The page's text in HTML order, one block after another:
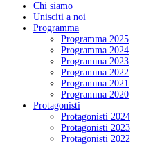
Chi siamo
Unisciti a noi
Programma
Programma 2025
Programma 2024
Programma 2023
Programma 2022
Programma 2021
Programma 2020
Protagonisti
Protagonisti 2024
Protagonisti 2023
Protagonisti 2022